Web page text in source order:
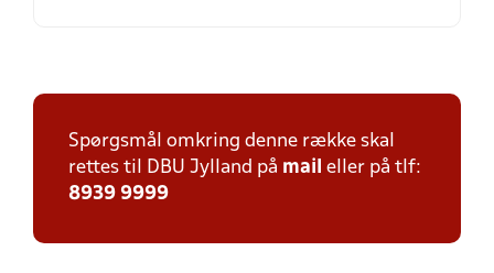
Spørgsmål omkring denne række skal
rettes til DBU Jylland på mail eller på tlf:
8939 9999